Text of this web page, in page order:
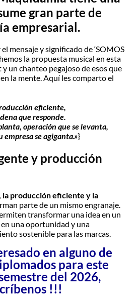
gran parte de
empresarial.
mensaje y significado de ‘SOMOS
la propuesta musical en esta
un chanteo pegajoso de esos que
la mente. Aquí les comparto el
eficiente,
que responde.
operación que se levanta,
se agiganta.»}
y producción
la producción eficiente y la
parte de un mismo engranaje.
transformar una idea en un
una oportunidad y una
sostenible para las marcas.
en alguno de
para este
del 2026,
!!!